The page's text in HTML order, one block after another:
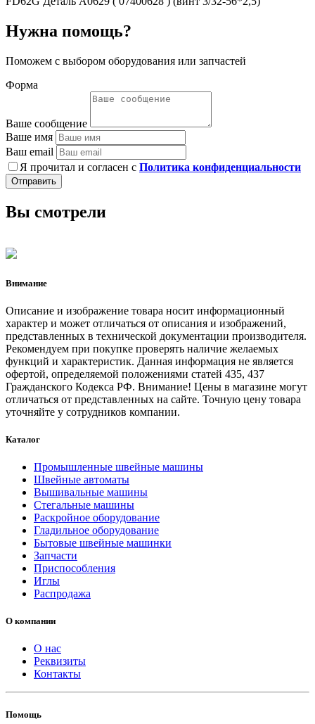
Нужна помощь?
Поможем с выбором оборудования или запчастей
Форма
Ваше сообщение
Ваше имя
Ваш email
Я прочитал и согласен с Политика конфиденциальности
Отправить
Вы смотрели
Внимание
Описание и изображение товара носит информационный
характер и может отличаться от описания и изображений,
представленных в технической документации производителя.
Рекомендуем при покупке проверять наличие желаемых
функций и характеристик. Данная информация не является
офертой, определяемой положениями статей 435, 437
Гражданского Кодекса РФ. Внимание! Цены в магазине могут
отличаться от представленных на сайте. Точную цену товара
уточняйте у сотрудников компании.
Каталог
Промышленные швейные машины
Швейные автоматы
Вышивальные машины
Стегальные машины
Раскройное оборудование
Гладильное оборудование
Бытовые швейные машинки
Запчасти
Приспособления
Иглы
Распродажа
О компании
О нас
Реквизиты
Контакты
Помощь